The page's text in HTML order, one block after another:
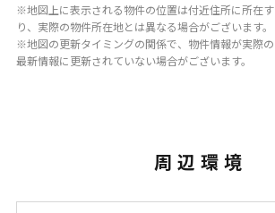
※地図上に表示される物件の位置は付近住所に所在
り、実際の物件所在地とは異なる場合がございます。
※地図の更新タイミングの関係で、物件情報が実際
最新情報に更新されていない場合がございます。
周辺環境